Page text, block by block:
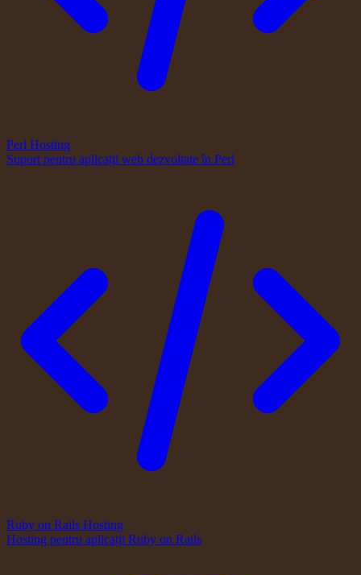
Perl Hosting
Suport pentru aplicații web dezvoltate în Perl
Ruby on Rails Hosting
Hosting pentru aplicații Ruby on Rails